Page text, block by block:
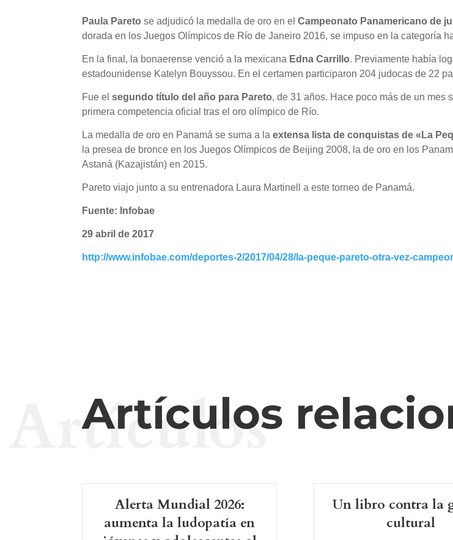
Paula Pareto se adjudicó la medalla de oro en el Campeonato Panamericano de
dorada en los Juegos Olímpicos de Río de Janeiro 2016, se impuso en la categoría
En la final, la bonaerense venció a la mexicana Edna Carrillo. Previamente había
estadounidense Katelyn Bouyssou. En el certamen participaron 204 judocas de 22
Fue elsegundo título del año para Pareto, de 31 años. Hace poco más de un mes
primera competencia oficial tras el oro olímpico de Río.
La medalla de oro en Panamá se suma a laextensa lista de conquistas de «La
la presea de bronce en los Juegos Olímpicos de Beijing 2008, la de oro en los
Astaná (Kazajistán) en 2015.
Pareto viajo junto a su entrenadora Laura Martinell a este torneo de Panamá.
Fuente: Infobae
29 abril de 2017
http://www.infobae.com/deportes-2/2017/04/28/la-peque-pareto-otra-vez-
Artículos
Artículos
Alerta Mundial 2026:
aumenta la ludopatía en
Un libro contra la
cultural